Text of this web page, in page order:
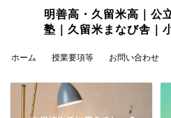
明善高・久留米高｜公
塾｜久留米まなび舎｜
ホーム 授業要項等 お問い合わせ